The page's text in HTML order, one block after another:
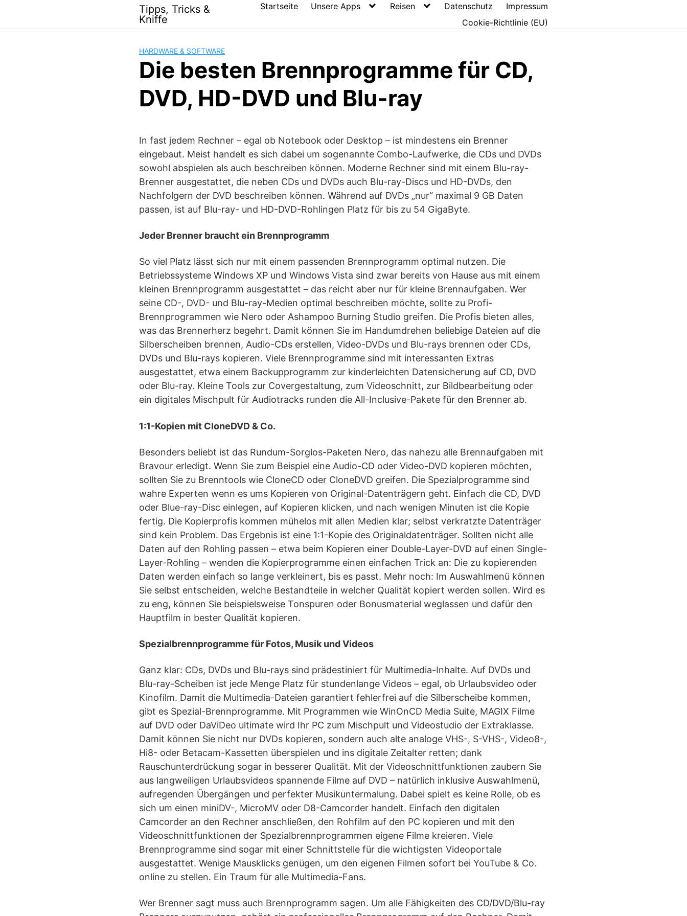
content
Tipps, Tricks &
Kniffe
Startseite Unsere Apps Reisen Datenschutz
Impressum
Cookie-Richtlinie (EU)
HARDWARE & SOFTWARE
Die besten Brennprogramme für CD,
DVD, HD-DVD und Blu-ray
In fast jedem Rechner – egal ob Notebook oder Desktop – ist mindestens ein Brenner
eingebaut. Meist handelt es sich dabei um sogenannte Combo-Laufwerke, die CDs und DVDs
sowohl abspielen als auch beschreiben können. Moderne Rechner sind mit einem Blu-ray-
Brenner ausgestattet, die neben CDs und DVDs auch Blu-ray-Discs und HD-DVDs, den
Nachfolgern der DVD beschreiben können. Während auf DVDs „nur“ maximal 9 GB Daten
passen, ist auf Blu-ray- und HD-DVD-Rohlingen Platz für bis zu 54 GigaByte.
Jeder Brenner braucht ein Brennprogramm
So viel Platz lässt sich nur mit einem passenden Brennprogramm optimal nutzen. Die
Betriebssysteme Windows XP und Windows Vista sind zwar bereits von Hause aus mit einem
kleinen Brennprogramm ausgestattet – das reicht aber nur für kleine Brennaufgaben. Wer
seine CD-, DVD- und Blu-ray-Medien optimal beschreiben möchte, sollte zu Profi-
Brennprogrammen wie Nero oder Ashampoo Burning Studio greifen. Die Profis bieten alles,
was das Brennerherz begehrt. Damit können Sie im Handumdrehen beliebige Dateien auf die
Silberscheiben brennen, Audio-CDs erstellen, Video-DVDs und Blu-rays brennen oder CDs,
DVDs und Blu-rays kopieren. Viele Brennprogramme sind mit interessanten Extras
ausgestattet, etwa einem Backupprogramm zur kinderleichten Datensicherung auf CD, DVD
oder Blu-ray. Kleine Tools zur Covergestaltung, zum Videoschnitt, zur Bildbearbeitung oder
ein digitales Mischpult für Audiotracks runden die All-Inclusive-Pakete für den Brenner ab.
1:1-Kopien mit CloneDVD & Co.
Besonders beliebt ist das Rundum-Sorglos-Paketen Nero, das nahezu alle Brennaufgaben mit
Bravour erledigt. Wenn Sie zum Beispiel eine Audio-CD oder Video-DVD kopieren möchten,
sollten Sie zu Brenntools wie CloneCD oder CloneDVD greifen. Die Spezialprogramme sind
wahre Experten wenn es ums Kopieren von Original-Datenträgern geht. Einfach die CD, DVD
oder Blue-ray-Disc einlegen, auf Kopieren klicken, und nach wenigen Minuten ist die Kopie
fertig. Die Kopierprofis kommen mühelos mit allen Medien klar; selbst verkratzte Datenträger
sind kein Problem. Das Ergebnis ist eine 1:1-Kopie des Originaldatenträger. Sollten nicht alle
Daten auf den Rohling passen – etwa beim Kopieren einer Double-Layer-DVD auf einen Single-
Layer-Rohling – wenden die Kopierprogramme einen einfachen Trick an: Die zu kopierenden
Daten werden einfach so lange verkleinert, bis es passt. Mehr noch: Im Auswahlmenü können
Sie selbst entscheiden, welche Bestandteile in welcher Qualität kopiert werden sollen. Wird es
zu eng, können Sie beispielsweise Tonspuren oder Bonusmaterial weglassen und dafür den
Hauptfilm in bester Qualität kopieren.
Spezialbrennprogramme für Fotos, Musik und Videos
Ganz klar: CDs, DVDs und Blu-rays sind prädestiniert für Multimedia-Inhalte. Auf DVDs und
Blu-ray-Scheiben ist jede Menge Platz für stundenlange Videos – egal, ob Urlaubsvideo oder
Kinofilm. Damit die Multimedia-Dateien garantiert fehlerfrei auf die Silberscheibe kommen,
gibt es Spezial-Brennprogramme. Mit Programmen wie WinOnCD Media Suite, MAGIX Filme
auf DVD oder DaViDeo ultimate wird Ihr PC zum Mischpult und Videostudio der Extraklasse.
Damit können Sie nicht nur DVDs kopieren, sondern auch alte analoge VHS-, S-VHS-, Video8-,
Hi8- oder Betacam-Kassetten überspielen und ins digitale Zeitalter retten; dank
Rauschunterdrückung sogar in besserer Qualität. Mit der Videoschnittfunktionen zaubern Sie
aus langweiligen Urlaubsvideos spannende Filme auf DVD – natürlich inklusive Auswahlmenü,
aufregenden Übergängen und perfekter Musikuntermalung. Dabei spielt es keine Rolle, ob es
sich um einen miniDV-, MicroMV oder D8-Camcorder handelt. Einfach den digitalen
Camcorder an den Rechner anschließen, den Rohfilm auf den PC kopieren und mit den
Videoschnittfunktionen der Spezialbrennprogrammen eigene Filme kreieren. Viele
Brennprogramme sind sogar mit einer Schnittstelle für die wichtigsten Videoportale
ausgestattet. Wenige Mausklicks genügen, um den eigenen Filmen sofort bei YouTube & Co.
online zu stellen. Ein Traum für alle Multimedia-Fans.
Wer Brenner sagt muss auch Brennprogramm sagen. Um alle Fähigkeiten des CD/DVD/Blu-ray